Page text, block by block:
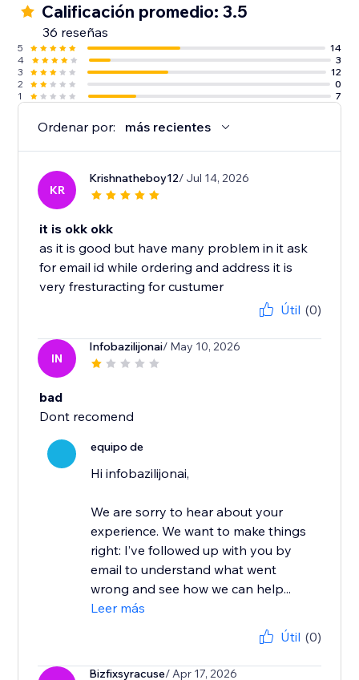
Calificación promedio: 3.5
36 reseñas
5
14
4
3
3
12
2
0
1
7
Ordenar por: más recientes
KR
Krishnatheboy12/ Jul 14, 2026
it is okk okk
as it is good but have many problem in it ask
for email id while ordering and address it is
very fresturacting for custumer
Útil (0)
IN
Infobazilijonai/ May 10, 2026
bad
Dont recomend
equipo de
Hi infobazilijonai,
We are sorry to hear about your
experience. We want to make things
right: I’ve followed up with you by
email to understand what went
wrong and see how we can help...
Leer más
Útil (0)
Bizfixsyracuse/ Apr 17, 2026